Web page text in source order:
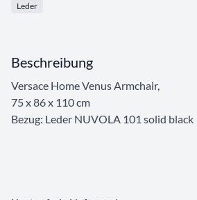
Leder
Beschreibung
Versace Home Venus Armchair,
75 x 86 x 110 cm
Bezug: Leder NUVOLA 101 solid black